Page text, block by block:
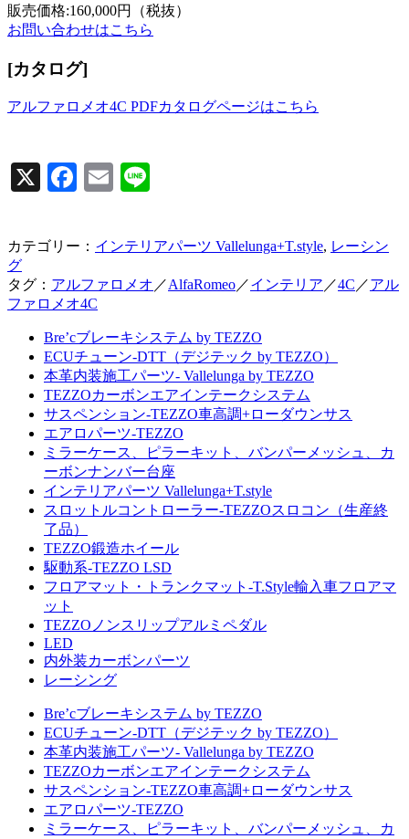
販売価格:160,000円（税抜）
お問い合わせはこちら
[カタログ]
アルファロメオ4C PDFカタログページはこちら
X Facebook
Email
カテゴリー： インテリアパーツ Vallelunga+T.style, レーシン
グ
タグ： アルファロメオ ／AlfaRomeo／インテリア ／4C ／アル
ファロメオ4C
Bre’cブレーキシステム by TEZZO
ECUチューン-DTT（デジテック by TEZZO）
本革内装施工パーツ- Vallelunga by TEZZO
TEZZOカーボンエアインテークシステム
サスペンション-TEZZO車高調+ローダウンサス
エアロパーツ-TEZZO
ミラーケース、ピラーキット、バンパーメッシュ、カ
ーボンナンバー台座
インテリアパーツ Vallelunga+T.style
スロットルコントローラー-TEZZOスロコン（生産終
了品）
TEZZO鍛造ホイール
駆動系-TEZZO LSD
フロアマット・トランクマット-T.Style輸入車フロアマ
ット
TEZZOノンスリップアルミペダル
LED
内外装カーボンパーツ
レーシング
Bre’cブレーキシステム by TEZZO
ECUチューン-DTT（デジテック by TEZZO）
本革内装施工パーツ- Vallelunga by TEZZO
TEZZOカーボンエアインテークシステム
サスペンション-TEZZO車高調+ローダウンサス
エアロパーツ-TEZZO
ミラーケース、ピラーキット、バンパーメッシュ、カ